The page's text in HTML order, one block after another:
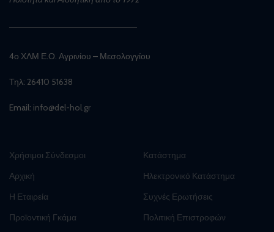
4ο ΧΛΜ Ε.Ο. Αγρινίου – Μεσολογγίου
Τηλ: 26410 51638
Email: info@del-hol.gr
Χρήσιμοι Σύνδεσμοι
Αρχική
Η Εταιρεία
Προϊοντική Γκάμα
Κατάστημα
Ηλεκτρονικό Κατάστημα
Συχνές Ερωτήσεις
Πολιτική Επιστροφών